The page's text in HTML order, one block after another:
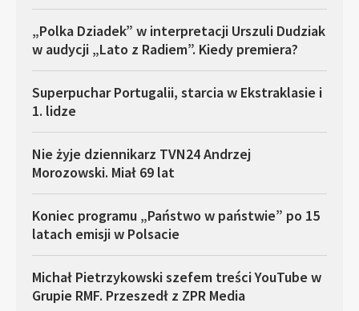
„Polka Dziadek” w interpretacji Urszuli Dudziak
w audycji „Lato z Radiem”. Kiedy premiera?
Superpuchar Portugalii, starcia w Ekstraklasie i
1. lidze
Nie żyje dziennikarz TVN24 Andrzej
Morozowski. Miał 69 lat
Koniec programu „Państwo w państwie” po 15
latach emisji w Polsacie
Michał Pietrzykowski szefem treści YouTube w
Grupie RMF. Przeszedł z ZPR Media